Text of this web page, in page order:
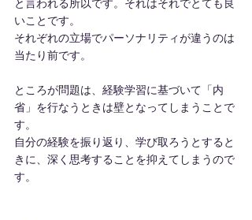
と言われる所以です。それはそれでとても良
いことです。
それぞれの立場でパーソナリティが違うのは
当たり前です。
ところが問題は、経験学習に基づいて「内
省」を行なうときは壁となってしまうことで
す。
自分の経験を振り返り、学び取ろうとすると
きに、深く思考することを抑えてしまうので
す。